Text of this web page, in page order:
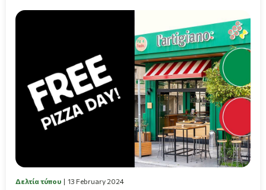
Δελτία τύπου 13 February 2024